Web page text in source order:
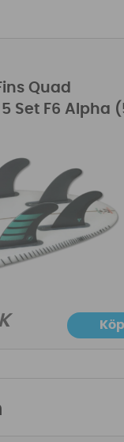
Quad
Set F6 Alpha